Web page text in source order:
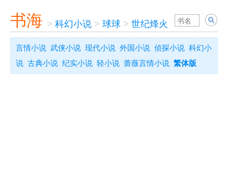
书海 > 科幻小说 > 球球 > 世纪烽火
言情小说 武侠小说 现代小说 外国小说 侦探小说 科幻小
说 古典小说 纪实小说 轻小说 蔷薇言情小说 繁体版